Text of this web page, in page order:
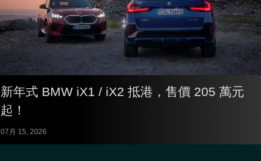
新年式 BMW iX1 / iX2 抵港，售價 205 萬元
起！
07月 15, 2026